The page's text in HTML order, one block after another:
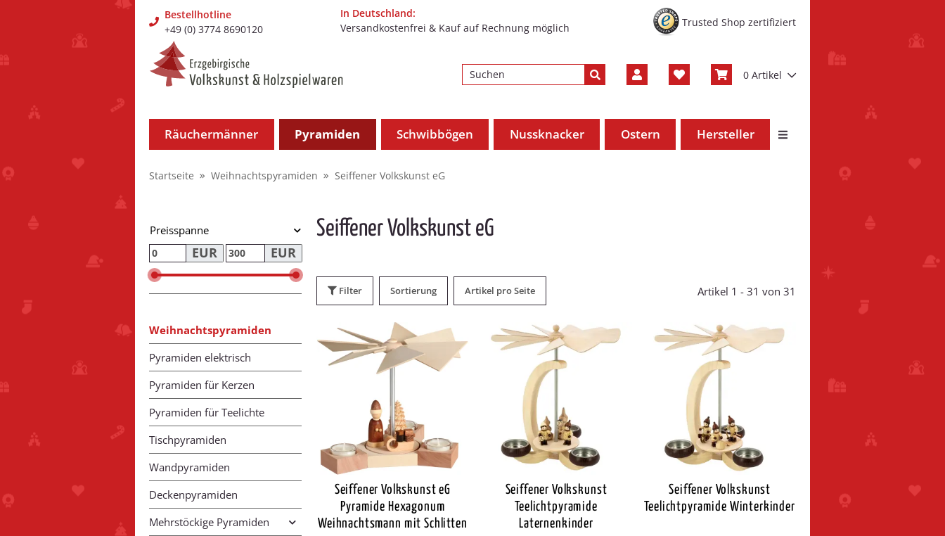
Bestellhotline
+49 (0) 3774 8690120
In Deutschland:
Versandkostenfrei & Kauf auf Rechnung möglich
Trusted Shop zertifiziert
0 Artikel
Räuchermänner Pyramiden Schwibbögen Nussknacker Ostern Hersteller
Startseite Weihnachtspyramiden Seiffener Volkskunst eG
Seiffener Volkskunst eG
Filter Sortierung Artikel pro Seite Artikel 1 - 31 von 31
Seiffener Volkskunst eG
Pyramide Hexagonum
Weihnachtsmann mit Schlitten
Seiffener Volkskunst
Teelichtpyramide
Laternenkinder
Seiffener Volkskunst
Teelichtpyramide Winterkinder
Preisspanne
EUR EUR
Weihnachtspyramiden
Pyramiden elektrisch
Pyramiden für Kerzen
Pyramiden für Teelichte
Tischpyramiden
Wandpyramiden
Deckenpyramiden
Mehrstöckige Pyramiden